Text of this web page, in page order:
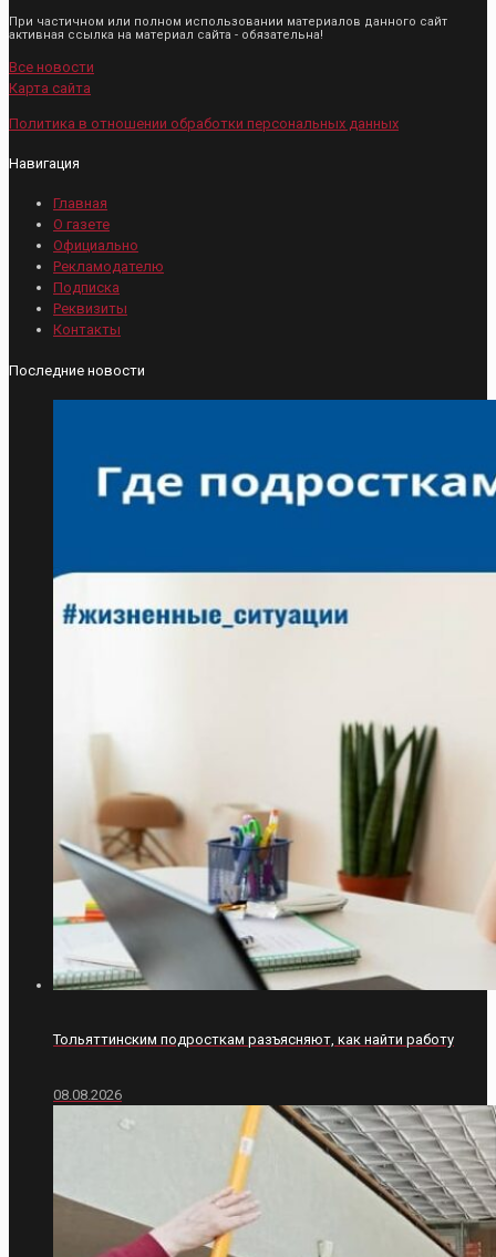
При частичном или полном использовании материалов данного сайт
активная ссылка на материал сайта - обязательна!
Все новости
Карта сайта
Политика в отношении обработки персональных данных
Навигация
Главная
О газете
Официально
Рекламодателю
Подписка
Реквизиты
Контакты
Последние новости
Тольяттинским подросткам разъясняют, как найти работу
08.08.2026